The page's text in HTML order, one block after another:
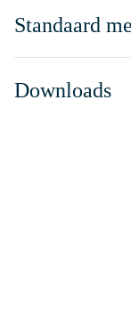
Standaard
Downloads